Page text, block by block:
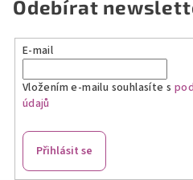
Odebírat
E-mail
Vložením e-mailu souhlasíte s
údajů
Přihlásit se